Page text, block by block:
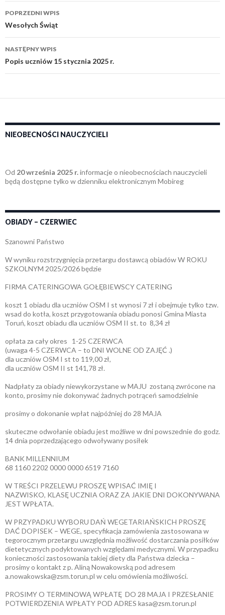
Zobacz
wpisy
POPRZEDNI WPIS
Wesołych Świąt
NASTĘPNY WPIS
Popis uczniów 15 stycznia 2025 r.
NIEOBECNOŚCI NAUCZYCIELI
Od 20 września 2025 r.informacje o nieobecnościach nauczycieli
będą dostępne tylko w dzienniku elektronicznym Mobireg
OBIADY – CZERWIEC
Szanowni Państwo
W wyniku rozstrzygnięcia przetargu dostawcą obiadów W ROKU
SZKOLNYM 2025/2026 będzie
FIRMA CATERINGOWA GOŁĘBIEWSCY CATERING
koszt 1 obiadu dla uczniów OSM I st wynosi 7 zł i obejmuje tylko tzw.
wsad do kotła, koszt przygotowania obiadu ponosi Gmina Miasta
Toruń, koszt obiadu dla uczniów OSM II st. to 8,34 zł
opłata za cały okres 1-25 CZERWCA
(uwaga 4-5 CZERWCA – to DNI WOLNE OD ZAJĘĆ .)
dla uczniów OSM I st to 119,00 zł,
dla uczniów OSM II st 141,78 zł.
Nadpłaty za obiady niewykorzystane w MAJU zostaną zwrócone na
konto, prosimy nie dokonywać żadnych potrąceń samodzielnie
prosimy o dokonanie wpłat najpóźniej do 28 MAJA
skuteczne odwołanie obiadu jest możliwe w dni powszednie do godz.
14 dnia poprzedzającego odwoływany posiłek
BANK MILLENNIUM
68 1160 2202 0000 0000 6519 7160
W TREŚCI PRZELEWU PROSZĘ WPISAĆ IMIĘ I
NAZWISKO, KLASĘ UCZNIA ORAZ ZA JAKIE DNI DOKONYWANA
JEST WPŁATA.
W PRZYPADKU WYBORU DAŃ WEGETARIAŃSKICH PROSZĘ
DAĆ DOPISEK – WEGE, specyfikacja zamówienia zastosowana w
tegorocznym przetargu uwzględnia możliwość dostarczania posiłków
dietetycznych podyktowanych względami medycznymi. W przypadku
konieczności zastosowania takiej diety dla Państwa dziecka –
prosimy o kontakt z p. Aliną Nowakowską pod adresem
a.nowakowska@zsm.torun.pl w celu omówienia możliwości.
PROSIMY O TERMINOWĄ WPŁATĘ DO 28 MAJA I PRZESŁANIE
POTWIERDZENIA WPŁATY POD ADRES kasa@zsm.torun.pl